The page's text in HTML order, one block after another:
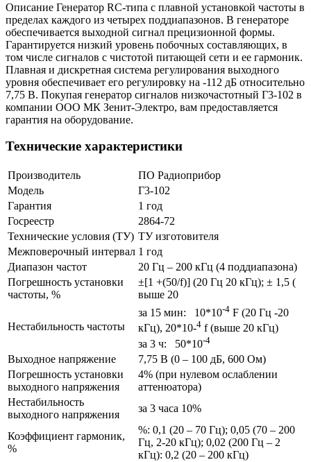
Описание Генератор RС-типа с плавной установкой частоты в
пределах каждого из четырех поддиапазонов. В генераторе
обеспечивается выходной сигнал прецизионной формы.
Гарантируется низкий уровень побочных составляющих, в
том числе сигналов с чистотой питающей сети и ее гармоник.
Плавная и дискретная система регулирования выходного
уровня обеспечивает его регулировку на -112 дБ относительно
7,75 В. Покупая генератор сигналов низкочастотный Г3-102 в
компании ООО МК Зенит-Электро, вам предоставляется
гарантия на оборудование.
Технические характеристики
Производитель
ПО Радиоприбор
Модель
Г3-102
Гарантия
1 год
Госреестр
2864-72
Технические условия (ТУ) ТУ изготовителя
Межповерочный интервал 1 год
Диапазон частот
20 Гц – 200 кГц (4 поддиапазона)
Погрешность установки
частоты, %
±[1 +(50/f)] (20 Гц 20 кГц); ± 1,5 (
выше 20
Нестабильность частоты
за 15 мин: 10*10-4 F (20 Гц -20
кГц), 20*10-4 f (выше 20 кГц)
за 3 ч: 50*10-4
Выходное напряжение
7,75 В (0 – 100 дБ, 600 Ом)
Погрешность установки
выходного напряжения
4% (при нулевом ослаблении
аттенюатора)
Нестабильность
выходного напряжения
за 3 часа 10%
Коэффициент гармоник,
%
%: 0,1 (20 – 70 Гц); 0,05 (70 – 200
Гц, 2-20 кГц); 0,02 (200 Гц – 2
кГц): 0,2 (20 – 200 кГц)